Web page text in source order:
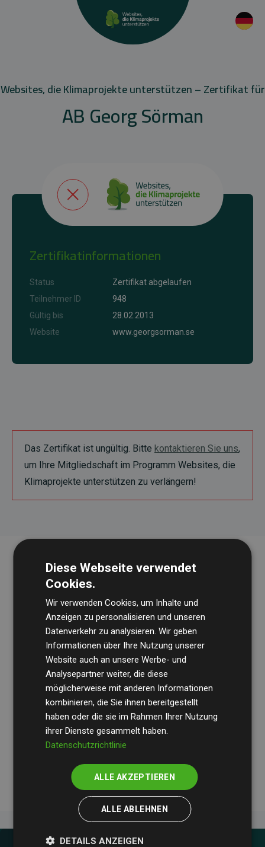
Websites, die Klimaprojekte unterstützen – Zertifikat für
AB Georg Sörman
Zertifikatinformationen
Status
Zertifikat abgelaufen
Teilnehmer ID
948
Gültig bis
28.02.2013
Website
www.georgsorman.se
Das Zertifikat ist ungültig. Bitte kontaktieren Sie uns,
um Ihre Mitgliedschaft im Programm Websites, die
Klimaprojekte unterstützen zu verlängern!
Die Wirtschaftsprüfungsgesellschaft BDOüberprüft
regelmäßig unsere Berechnungen und Methodik, um
Transparenz und Verlässlichkeit sicherzustellen.
Ihre Prüfungen belegen, dass unsere Investitionen in
Klimaschutzprojekte im Durchschnitt200 % der
geschätzten CO₂-Emissionender teilnehmenden
Websites kompensieren – ein klarer Nachweis für die
messbare Klimawirkung unseres Ansatzes.
Diese Webseite verwendet
Cookies.
Wir verwenden Cookies, um Inhalte und
Anzeigen zu personalisieren und unseren
Datenverkehr zu analysieren. Wir geben
Informationen über Ihre Nutzung unserer
Website auch an unsere Werbe- und
Analysepartner weiter, die diese
möglicherweise mit anderen Informationen
kombinieren, die Sie ihnen bereitgestellt
haben oder die sie im Rahmen Ihrer Nutzung
ihrer Dienste gesammelt haben.
Datenschutzrichtlinie
ALLE AKZEPTIEREN
ALLE ABLEHNEN
DETAILS ANZEIGEN